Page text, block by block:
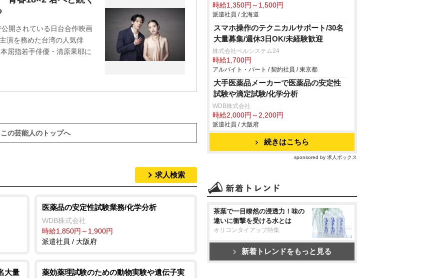
開されている日台合作映画
演を務めた台湾の人気俳
屈指若手俳優・清原果耶に
この芸能人のトップへ
求人検索
医薬品の安定性試験業務/化学分析
WDB株式会社
時給1,850円～1,900円
派遣社員 / 大阪府
大量
薬効薬理試験のための動物実験や遺伝子実
時給1,350円～1,500円
派遣社員 / 北海道
スマホ操作のテクニカルサポート/30名
大量募集/週休3日OK/未経験歓迎
株式会社ベルシステム24
時給1,700円
アルバイト・パート / 契約社員 / 東京都
大手医薬品メーカーで医薬品の安定性
試験や滴定試験/化学分析
WDB株式会社
時給2,000円～2,200円
派遣社員 / 大阪府
続きはこちら
sponsored by 求人ボックス
茶葉で一目瞭然の浸透力！味の
違いに衝撃を受ける水とは
オリコンタイアップ特集
新着トレンドをもっと見る